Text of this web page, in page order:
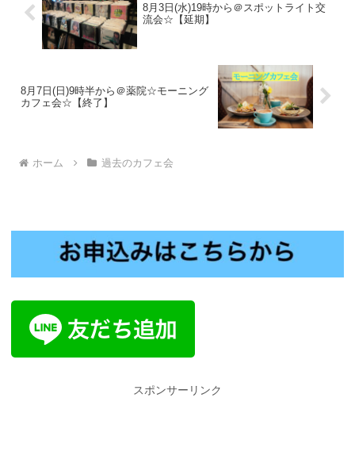
8月3日(水)19時から＠スポットライト交
流会☆【延期】
8月7日(日)9時半から＠薬院☆モーニング
カフェ会☆【終了】
ホーム 過去のカフェ会
スポンサーリンク